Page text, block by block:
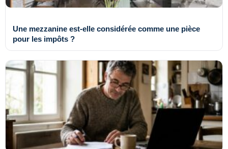
Une mezzanine est-elle considérée comme une pièce
pour les impôts ?